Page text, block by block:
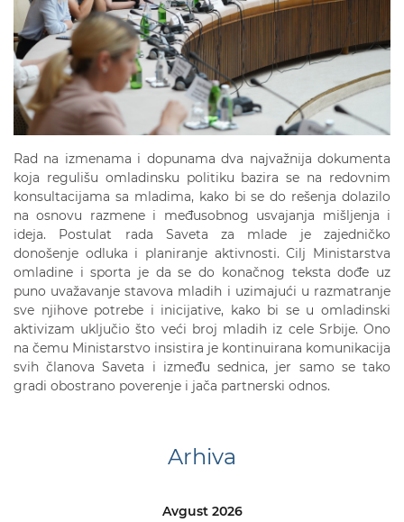
Rad na izmenama i dopunama dva najvažnija dokumenta
koja regulišu omladinsku politiku bazira se na redovnim
konsultacijama sa mladima, kako bi se do rešenja dolazilo
na osnovu razmene i međusobnog usvajanja mišljenja i
ideja. Postulat rada Saveta za mlade je zajedničko
donošenje odluka i planiranje aktivnosti. Cilj Ministarstva
omladine i sporta je da se do konačnog teksta dođe uz
puno uvažavanje stavova mladih i uzimajući u razmatranje
sve njihove potrebe i inicijative, kako bi se u omladinski
aktivizam uključio što veći broj mladih iz cele Srbije. Ono
na čemu Ministarstvo insistira je kontinuirana komunikacija
svih članova Saveta i između sednica, jer samo se tako
gradi obostrano poverenje i jača partnerski odnos.
Arhiva
Avgust 2026